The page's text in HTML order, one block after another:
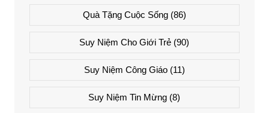
Quà Tặng Cuộc Sống(86)
Suy Niệm Cho Giới Trẻ (90)
Suy Niệm Công Giáo(11)
Suy Niệm Tin Mừng (8)